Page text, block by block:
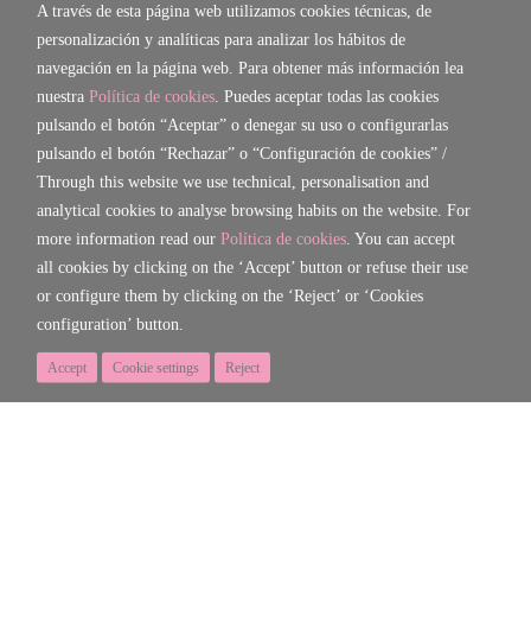
A través de esta página web utilizamos cookies técnicas, de
personalización y analíticas para analizar los hábitos de
navegación en la página web. Para obtener más información lea
nuestra Política de cookies . Puedes aceptar todas las cookies
pulsando el botón “Aceptar” o denegar su uso o configurarlas
pulsando el botón “Rechazar” o “Configuración de cookies” /
Through this website we use technical, personalisation and
analytical cookies to analyse browsing habits on the website. For
more information read our Política de cookies . You can accept
all cookies by clicking on the ‘Accept’ button or refuse their use
or configure them by clicking on the ‘Reject’ or ‘Cookies
configuration’ button.
Accept Cookie settings Reject